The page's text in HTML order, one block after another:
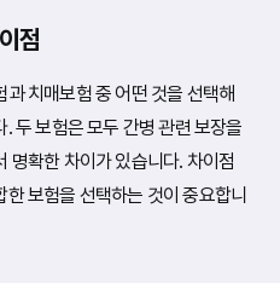
점
치매보험 중 어떤 것을 선택해
두 보험은 모두 간병 관련 보장을
명확한 차이가 있습니다. 차이점
보험을 선택하는 것이 중요합니